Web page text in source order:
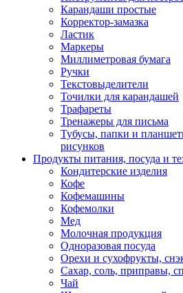
Карандаши простые
Корректор-замазка
Ластик
Маркеры
Миллиметровая бумага
Ручки
Текстовыделители
Точилки для карандашей
Трафареты
Тренажеры для письма
Тубусы, папки и
рисунков
Продукты питания, посуда и
Кондитерские изделия
Кофе
Кофемашины
Кофемолки
Мед
Молочная продукция
Одноразовая посуда
Орехи и сухофрукты,
Сахар, соль, приправы,
Чай